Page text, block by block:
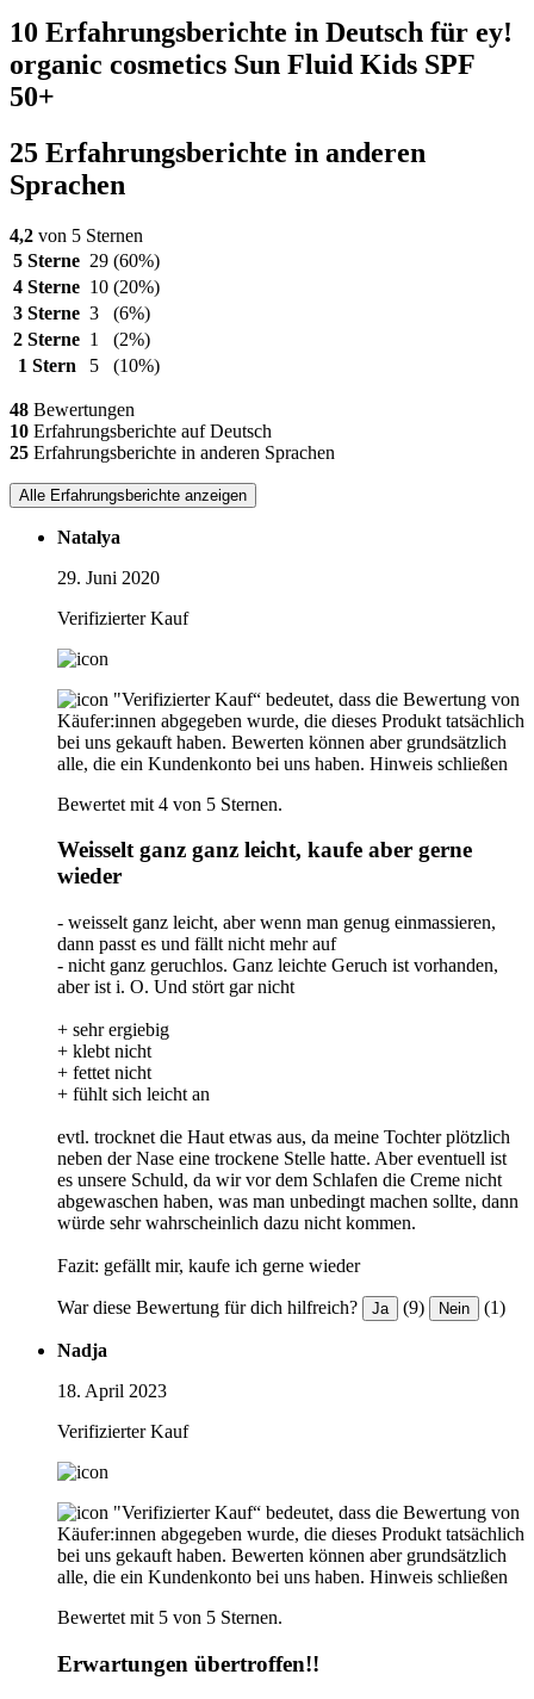
10 Erfahrungsberichte in Deutsch für ey!
organic cosmetics Sun Fluid Kids SPF
50+
25 Erfahrungsberichte in anderen
Sprachen
4,2 von 5 Sternen
5 Sterne 29 (60%)
4 Sterne 10 (20%)
3 Sterne 3
(6%)
2 Sterne 1
(2%)
1 Stern
5 (10%)
48 Bewertungen
10 Erfahrungsberichte auf Deutsch
25 Erfahrungsberichte in anderen Sprachen
Alle Erfahrungsberichte anzeigen
Natalya
29. Juni 2020
Verifizierter Kauf
"Verifizierter Kauf“ bedeutet, dass die Bewertung von
Käufer:innen abgegeben wurde, die dieses Produkt tatsächlich
bei uns gekauft haben. Bewerten können aber grundsätzlich
alle, die ein Kundenkonto bei uns haben. Hinweis schließen
Bewertet mit 4 von 5 Sternen.
Weisselt ganz ganz leicht, kaufe aber gerne
wieder
- weisselt ganz leicht, aber wenn man genug einmassieren,
dann passt es und fällt nicht mehr auf
- nicht ganz geruchlos. Ganz leichte Geruch ist vorhanden,
aber ist i. O. Und stört gar nicht
+ sehr ergiebig
+ klebt nicht
+ fettet nicht
+ fühlt sich leicht an
evtl. trocknet die Haut etwas aus, da meine Tochter plötzlich
neben der Nase eine trockene Stelle hatte. Aber eventuell ist
es unsere Schuld, da wir vor dem Schlafen die Creme nicht
abgewaschen haben, was man unbedingt machen sollte, dann
würde sehr wahrscheinlich dazu nicht kommen.
Fazit: gefällt mir, kaufe ich gerne wieder
War diese Bewertung für dich hilfreich? Ja (9) Nein (1)
Nadja
18. April 2023
Verifizierter Kauf
"Verifizierter Kauf“ bedeutet, dass die Bewertung von
Käufer:innen abgegeben wurde, die dieses Produkt tatsächlich
bei uns gekauft haben. Bewerten können aber grundsätzlich
alle, die ein Kundenkonto bei uns haben. Hinweis schließen
Bewertet mit 5 von 5 Sternen.
Erwartungen übertroffen!!